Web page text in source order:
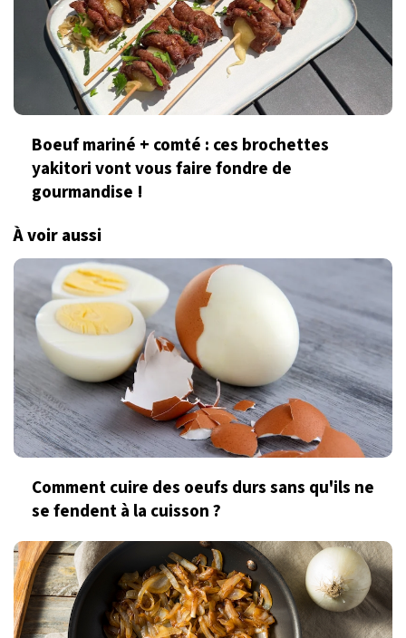
Boeuf mariné + comté : ces brochettes
yakitori vont vous faire fondre de
gourmandise !
À voir aussi
Comment cuire des oeufs durs sans qu'ils ne
se fendent à la cuisson ?